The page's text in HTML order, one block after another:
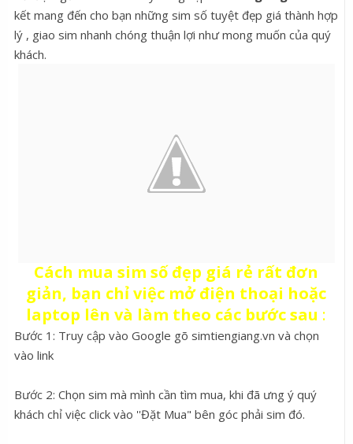
kết mang đến cho bạn những sim số tuyệt đẹp giá thành hợp
lý , giao sim nhanh chóng thuận lợi như mong muốn của quý
khách.
Cách mua sim số đẹp giá rẻ rất đơn
giản, bạn chỉ việc mở điện thoại hoặc
laptop lên và làm theo các bước sau :
Bước 1: Truy cập vào Google gõ simtiengiang.vn và chọn
vào link
Bước 2: Chọn sim mà mình cần tìm mua, khi đã ưng ý quý
khách chỉ việc click vào ''Đặt Mua" bên góc phải sim đó.